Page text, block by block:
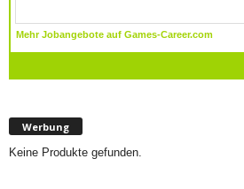
Werbung
Keine Produkte gefunden.